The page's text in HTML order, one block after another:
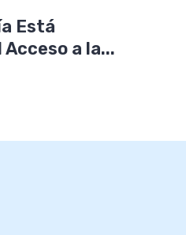
Está
a la...